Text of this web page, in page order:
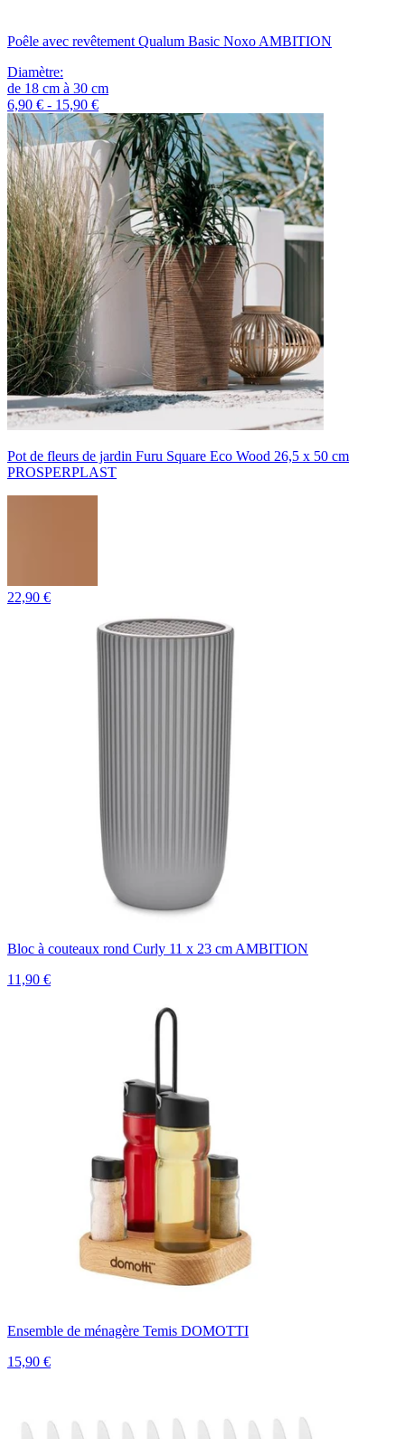
Poêle avec revêtement Qualum Basic Noxo AMBITION
Diamètre:
de 18 cm à 30 cm
6,90 € - 15,90 €
Pot de fleurs de jardin Furu Square Eco Wood 26,5 x 50 cm
PROSPERPLAST
22,90 €
Bloc à couteaux rond Curly 11 x 23 cm AMBITION
11,90 €
Ensemble de ménagère Temis DOMOTTI
15,90 €